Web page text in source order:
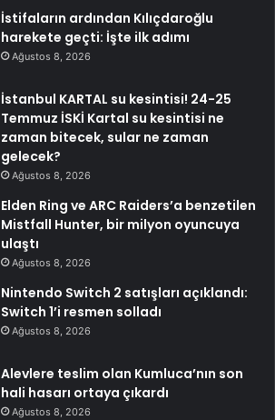
İstifaların ardından Kılıçdaroğlu
harekete geçti: İşte ilk adımı
Ağustos 8, 2026
İstanbul KARTAL su kesintisi! 24-25
Temmuz İSKİ Kartal su kesintisi ne
zaman bitecek, sular ne zaman
gelecek?
Ağustos 8, 2026
Elden Ring ve ARC Raiders’a benzetilen
Mistfall Hunter, bir milyon oyuncuya
ulaştı
Ağustos 8, 2026
Nintendo Switch 2 satışları açıklandı:
Switch 1’i resmen solladı
Ağustos 8, 2026
Alevlere teslim olan Kumluca’nın son
hali hasarı ortaya çıkardı
Ağustos 8, 2026